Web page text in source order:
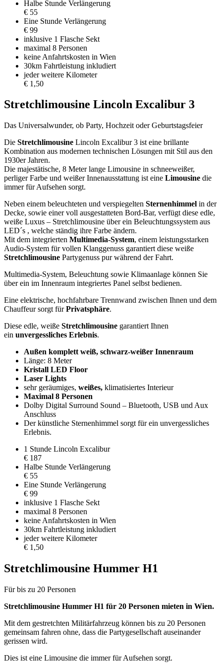
Halbe Stunde Verlängerung
€ 55
Eine Stunde Verlängerung
€ 99
inklusive 1 Flasche Sekt
maximal 8 Personen
keine Anfahrtskosten in Wien
30km Fahrtleistung inkludiert
jeder weitere Kilometer
€ 1,50
Stretchlimousine Lincoln Excalibur 3
Das Universalwunder, ob Party, Hochzeit oder Geburtstagsfeier
Die Stretchlimousine Lincoln Excalibur 3 ist eine brillante
Kombination aus modernen technischen Lösungen mit Stil aus den
1930er Jahren.
Die majestätische, 8 Meter lange Limousine in schneeweißer,
perliger Farbe und weißer Innenausstattung ist eine Limousine die
immer für Aufsehen sorgt.
Neben einem beleuchteten und verspiegelten Sternenhimmel in der
Decke, sowie einer voll ausgestatteten Bord-Bar, verfügt diese edle,
weiße Luxus – Stretchlimousine über ein Beleuchtungssystem aus
LED´s , welche ständig ihre Farbe ändern.
Mit dem integrierten Multimedia-System, einem leistungsstarken
Audio-System für vollen Klanggenuss garantiert diese weiße
Stretchlimousine Partygenuss pur während der Fahrt.
Multimedia-System, Beleuchtung sowie Klimaanlage können Sie
über ein im Innenraum integriertes Panel selbst bedienen.
Eine elektrische, hochfahrbare Trennwand zwischen Ihnen und dem
Chauffeur sorgt fürPrivatsphäre.
Diese edle, weiße Stretchlimousine garantiert Ihnen
ein unvergessliches Erlebnis.
Außen komplett weiß, schwarz-weißer Innenraum
Länge: 8 Meter
Kristall LED Floor
Laser Lights
sehr geräumiges, weißes, klimatisiertes Interieur
Maximal 8 Personen
Dolby Digital Surround Sound – Bluetooth, USB und Aux
Anschluss
Der künstliche Sternenhimmel sorgt für ein unvergessliches
Erlebnis.
1 Stunde Lincoln Excalibur
€ 187
Halbe Stunde Verlängerung
€ 55
Eine Stunde Verlängerung
€ 99
inklusive 1 Flasche Sekt
maximal 8 Personen
keine Anfahrtskosten in Wien
30km Fahrtleistung inkludiert
jeder weitere Kilometer
€ 1,50
Stretchlimousine Hummer H1
Für bis zu 20 Personen
Stretchlimousine Hummer H1 für 20 Personen mieten in Wien.
Mit dem gestretchten Militärfahrzeug können bis zu 20 Personen
gemeinsam fahren ohne, dass die Partygesellschaft auseinander
gerissen wird.
Dies ist eine Limousine die immer für Aufsehen sorgt.